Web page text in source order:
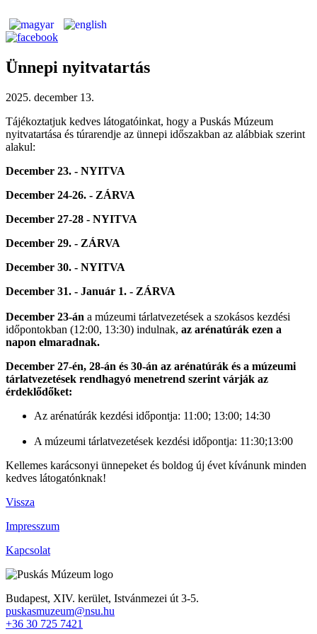
Ünnepi nyitvatartás
2025. december 13.
Tájékoztatjuk kedves látogatóinkat, hogy a Puskás Múzeum
nyitvatartása és túrarendje az ünnepi időszakban az alábbiak szerint
alakul:
December 23. - NYITVA
December 24-26. - ZÁRVA
December 27-28 - NYITVA
December 29. - ZÁRVA
December 30. - NYITVA
December 31. - Január 1. - ZÁRVA
December 23-án a múzeumi tárlatvezetések a szokásos kezdési
időpontokban (12:00, 13:30) indulnak, az arénatúrák ezen a
napon elmaradnak.
December 27-én, 28-án és 30-án az arénatúrák és a múzeumi
tárlatvezetések rendhagyó menetrend szerint várják az
érdeklődőket:
Az arénatúrák kezdési időpontja: 11:00; 13:00; 14:30
A múzeumi tárlatvezetések kezdési időpontja: 11:30;13:00
Kellemes karácsonyi ünnepeket és boldog új évet kívánunk minden
kedves látogatónknak!
Vissza
Impresszum
Kapcsolat
Budapest, XIV. kerület, Istvánmezei út 3-5.
puskasmuzeum@nsu.hu
+36 30 725 7421